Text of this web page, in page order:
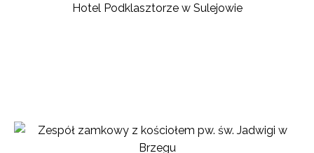
Hotel Podklasztorze w Sulejowie